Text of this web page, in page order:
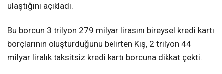
ulaştığını açıkladı.
Bu borcun 3 trilyon 279 milyar lirasını bireysel kredi kartı
borçlarının oluşturduğunu belirten Kış, 2 trilyon 44
milyar liralık taksitsiz kredi kartı borcuna dikkat çekti.